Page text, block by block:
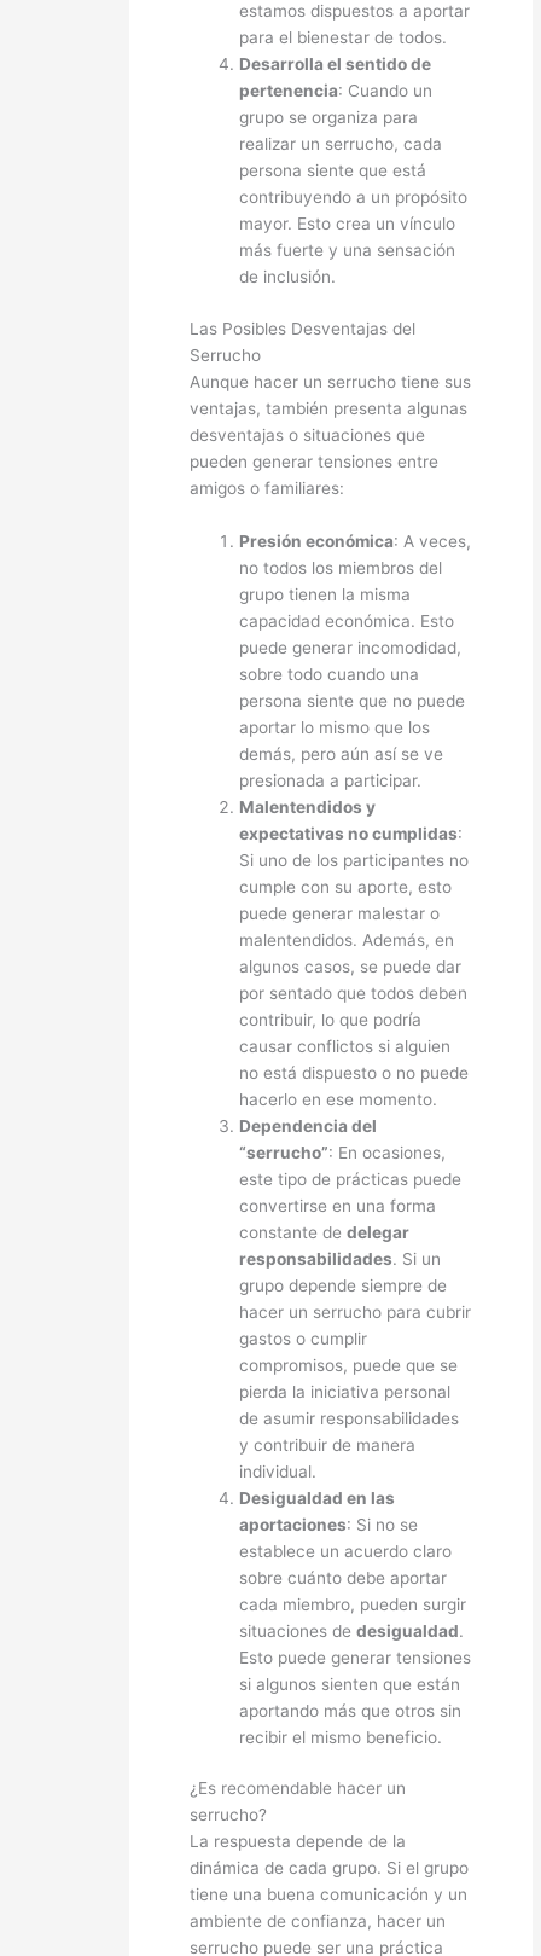
estamos dispuestos a aportar
para el bienestar de todos.
Desarrolla el sentido de
pertenencia: Cuando un
grupo se organiza para
realizar un serrucho, cada
persona siente que está
contribuyendo a un propósito
mayor. Esto crea un vínculo
más fuerte y una sensación
de inclusión.
Las Posibles Desventajas del
Serrucho
Aunque hacer un serrucho tiene sus
ventajas, también presenta algunas
desventajas o situaciones que
pueden generar tensiones entre
amigos o familiares:
Presión económica: A veces,
no todos los miembros del
grupo tienen la misma
capacidad económica. Esto
puede generar incomodidad,
sobre todo cuando una
persona siente que no puede
aportar lo mismo que los
demás, pero aún así se ve
presionada a participar.
Malentendidos y
expectativas no cumplidas:
Si uno de los participantes no
cumple con su aporte, esto
puede generar malestar o
malentendidos. Además, en
algunos casos, se puede dar
por sentado que todos deben
contribuir, lo que podría
causar conflictos si alguien
no está dispuesto o no puede
hacerlo en ese momento.
Dependencia del
“serrucho”: En ocasiones,
este tipo de prácticas puede
convertirse en una forma
constante dedelegar
responsabilidades. Si un
grupo depende siempre de
hacer un serrucho para cubrir
gastos o cumplir
compromisos, puede que se
pierda la iniciativa personal
de asumir responsabilidades
y contribuir de manera
individual.
Desigualdad en las
aportaciones: Si no se
establece un acuerdo claro
sobre cuánto debe aportar
cada miembro, pueden surgir
situaciones dedesigualdad.
Esto puede generar tensiones
si algunos sienten que están
aportando más que otros sin
recibir el mismo beneficio.
¿Es recomendable hacer un
serrucho?
La respuesta depende de la
dinámica de cada grupo. Si el grupo
tiene una buena comunicación y un
ambiente de confianza, hacer un
serrucho puede ser una práctica